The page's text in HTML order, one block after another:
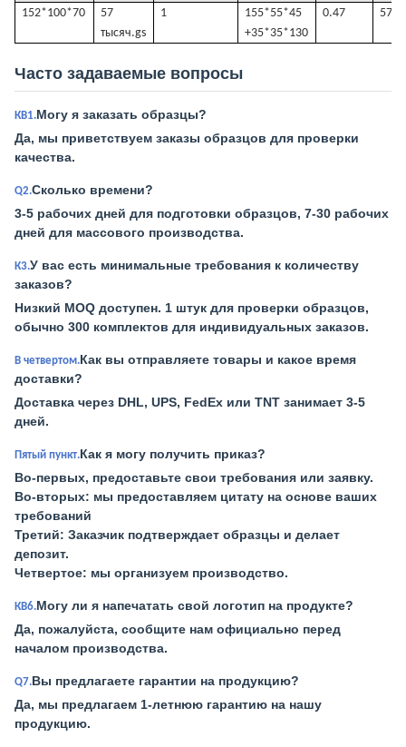
152*100*70
57
тысяч.gs
1
155*55*45
+35*35*130
0.47 57
Часто задаваемые вопросы
КВ1.Могу я заказать образцы?
Да, мы приветствуем заказы образцов для проверки
качества.
Q2.Сколько времени?
3-5 рабочих дней для подготовки образцов, 7-30 рабочих
дней для массового производства.
К3.У вас есть минимальные требования к количеству
заказов?
Низкий MOQ доступен. 1 штук для проверки образцов,
обычно 300 комплектов для индивидуальных заказов.
В четвертом.Как вы отправляете товары и какое время
доставки?
Доставка через DHL, UPS, FedEx или TNT занимает 3-5
дней.
Пятый пункт.Как я могу получить приказ?
Во-первых, предоставьте свои требования или заявку.
Во-вторых: мы предоставляем цитату на основе ваших
требований
Третий: Заказчик подтверждает образцы и делает
депозит.
Четвертое: мы организуем производство.
КВ6.Могу ли я напечатать свой логотип на продукте?
Да, пожалуйста, сообщите нам официально перед
началом производства.
Q7.Вы предлагаете гарантии на продукцию?
Да, мы предлагаем 1-летнюю гарантию на нашу
продукцию.